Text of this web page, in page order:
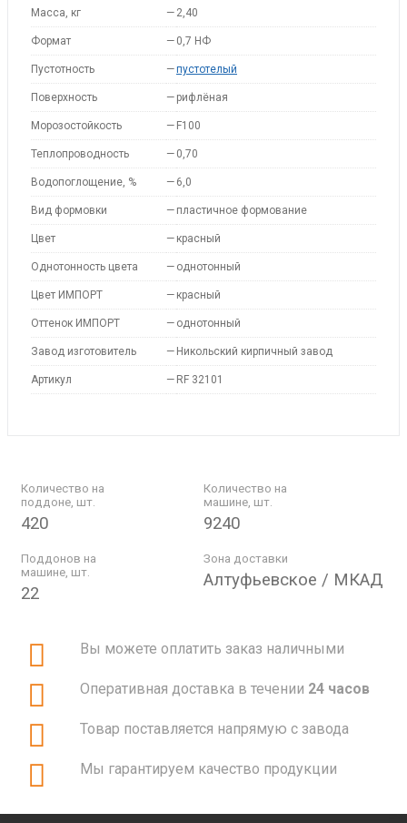
Масса, кг — 2,40
Формат — 0,7 НФ
Пустотность —пустотелый
Поверхность — рифлёная
Морозостойкость — F100
Теплопроводность — 0,70
Водопоглощение, % — 6,0
Вид формовки — пластичное формование
Цвет — красный
Однотонность цвета — однотонный
Цвет ИМПОРТ — красный
Оттенок ИМПОРТ — однотонный
Завод изготовитель — Никольский кирпичный завод
Артикул — RF 32101
Количество на
поддоне, шт.
420
Количество на
машине, шт.
9240
Поддонов на
машине, шт.
22
Зона доставки
Алтуфьевское / МКАД
Вы можете оплатить заказ наличными
Оперативная доставка в течении 24 часов
Товар поставляется напрямую с завода
Мы гарантируем качество продукции